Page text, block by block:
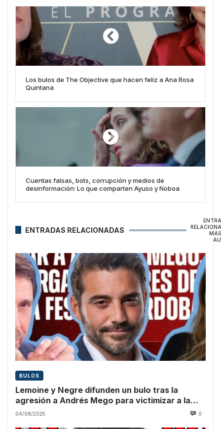
Los bulos de The Objective que hacen feliz a Ana Rosa
Quintana
Cuentas falsas, bots, corrupción y medios de
desinformación: Lo que comparten Ayuso y Noboa
ENTRADAS RELACIONADAS
BULOS
Lemoine y Negre difunden un bulo tras la
agresión a Andrés Mego para victimizar a la
ultraderecha
04/08/2025 0